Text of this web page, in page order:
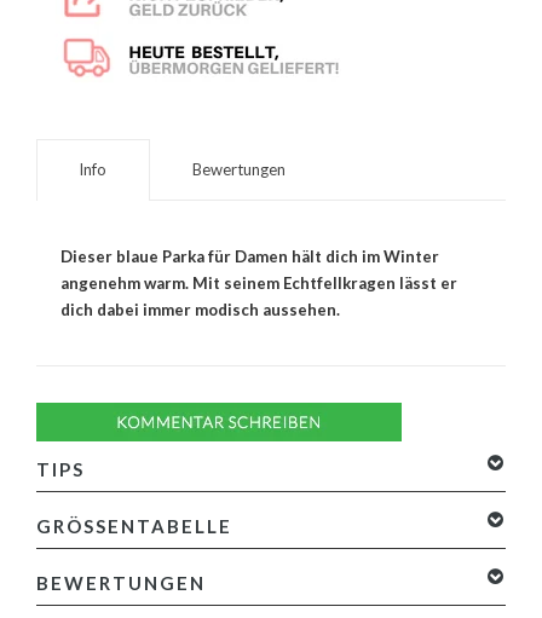
Info Bewertungen
Dieser blaue Parka für Damen hält dich im Winter
angenehm warm. Mit seinem Echtfellkragen lässt er
dich dabei immer modisch aussehen.
TIPS
GRÖSSENTABELLE
BEWERTUNGEN